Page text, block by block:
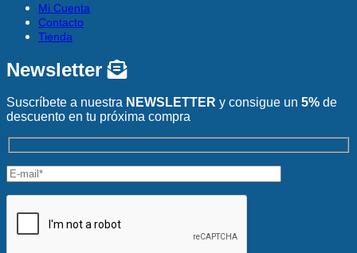
Mi Cuenta
Contacto
Tienda
Newsletter
Suscríbete a nuestra NEWSLETTER y consigue un 5% de
descuento en tu próxima compra